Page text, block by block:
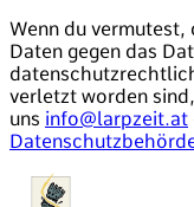
Wenn du vermutest,
Daten gegen das
verletzt worden
uns info@larpzeit.at